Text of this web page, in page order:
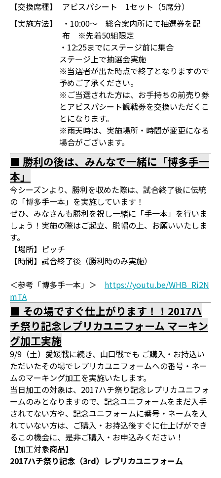
【交換席種】
アビスパシート 1セット（5席分）
【実施方法】
・10:00～ 総合案内所にて抽選券を配
布 ※先着50組限定
・12:25までにステージ前に集合
ステージ上で抽選会実施
※当選者が出た時点で終了となりますので
予めご了承ください。
※ご当選された方は、お手持ちの前売り券
とアビスパシート観戦券を交換いただくこ
とになります。
※雨天時は、実施場所・時間が変更になる
場合がございます。
■ 勝利の後は、みんなで一緒に「博多手一
本」
今シーズンより、勝利を収めた際は、試合終了後に伝統
の「博多手一本」を実施しています！
ぜひ、みなさんも勝利を祝し一緒に「手一本」を行いま
しょう！実施の際はご起立、脱帽の上、お願いいたしま
す。
【場所】ピッチ
【時間】試合終了後（勝利時のみ実施）
＜参考「博多手一本」＞ https://youtu.be/WHB_Ri2N
mTA
■ その場ですぐ仕上がります！！2017ハ
チ祭り記念レプリカユニフォーム マーキン
グ加工実施
9/9（土）愛媛戦に続き、山口戦でも ご購入・お持込い
ただいたその場でレプリカユニフォームへの番号・ネー
ムのマーキング加工を実施いたします。
当日加工の対象は、2017ハチ祭り記念レプリカユニフォ
ームのみとなりますので、記念ユニフォームをまだ入手
されてない方や、記念ユニフォームに番号・ネームを入
れていない方は、ご購入・お持込後すぐに仕上げができ
るこの機会に、是非ご購入・お申込みください！
【加工対象商品】
2017ハチ祭り記念（3rd）レプリカユニフォーム